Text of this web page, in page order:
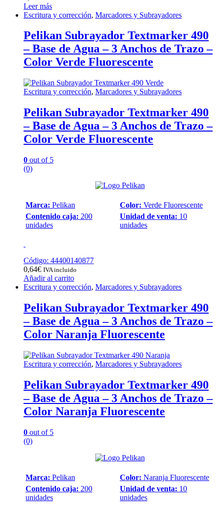
Leer más
Escritura y corrección, Marcadores y Subrayadores
Pelikan Subrayador Textmarker 490
– Base de Agua – 3 Anchos de Trazo –
Color Verde Fluorescente
Escritura y corrección, Marcadores y Subrayadores
Pelikan Subrayador Textmarker 490
– Base de Agua – 3 Anchos de Trazo –
Color Verde Fluorescente
0 out of 5
(0)
Marca: Pelikan Color: Verde Fluorescente
Contenido caja: 200
unidades
Unidad de venta: 10
unidades
Código: 44400140877
0,64€ IVA incluido
Añadir al carrito
Escritura y corrección, Marcadores y Subrayadores
Pelikan Subrayador Textmarker 490
– Base de Agua – 3 Anchos de Trazo –
Color Naranja Fluorescente
Escritura y corrección, Marcadores y Subrayadores
Pelikan Subrayador Textmarker 490
– Base de Agua – 3 Anchos de Trazo –
Color Naranja Fluorescente
0 out of 5
(0)
Marca: Pelikan Color: Naranja Fluorescente
Contenido caja: 200
unidades
Unidad de venta: 10
unidades